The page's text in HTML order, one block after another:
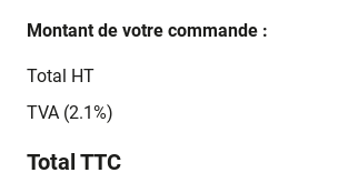
Montant de votre commande :
Total HT
TVA (2.1%)
Total TTC